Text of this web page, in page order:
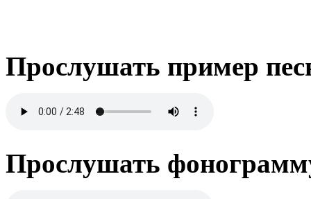
Прослушать пример
Прослушать